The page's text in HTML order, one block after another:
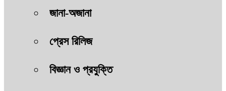
জানা-অজানা
প্রেস রিলিজ
বিজ্ঞান ও প্রযুক্তি